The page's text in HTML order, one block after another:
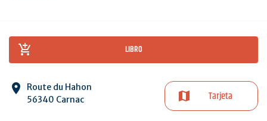
LIBRO
Route du Hahon
56340 Carnac
Tarjeta